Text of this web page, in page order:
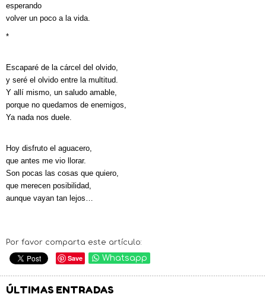
esperando
volver un poco a la vida.
*
Escaparé de la cárcel del olvido,
y seré el olvido entre la multitud.
Y allí mismo, un saludo amable,
porque no quedamos de enemigos,
Ya nada nos duele.
Hoy disfruto el aguacero,
que antes me vio llorar.
Son pocas las cosas que quiero,
que merecen posibilidad,
aunque vayan tan lejos…
Por favor comparta este artículo:
Save Whatsapp
ÚLTIMAS ENTRADAS